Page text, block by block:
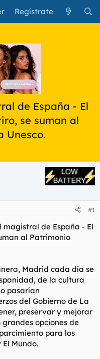
Regístrate
de España - El
se suman al
Unesco.
#1
de España - El
al Patrimonio
Madrid cada día se
de la cultura
pasarían
del Gobierno de La
preservar y mejorar
opciones de
para los
Mundo.